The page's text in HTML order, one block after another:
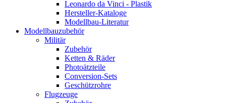
Leonardo da Vinci - Plastik
Hersteller-Kataloge
Modellbau-Literatur
Modellbauzubehör
Militär
Zubehör
Ketten & Räder
Photoätzteile
Conversion-Sets
Geschützrohre
Flugzeuge